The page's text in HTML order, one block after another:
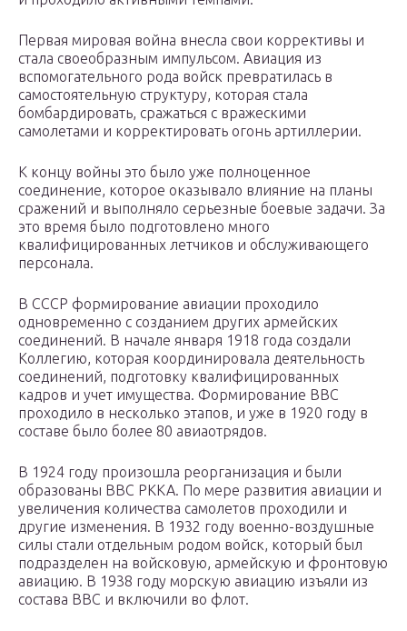
Первая мировая война внесла свои коррективы и
стала своеобразным импульсом. Авиация из
вспомогательного рода войск превратилась в
самостоятельную структуру, которая стала
бомбардировать, сражаться с вражескими
самолетами и корректировать огонь артиллерии.
К концу войны это было уже полноценное
соединение, которое оказывало влияние на планы
сражений и выполняло серьезные боевые задачи. За
это время было подготовлено много
квалифицированных летчиков и обслуживающего
персонала.
В СССР формирование авиации проходило
одновременно с созданием других армейских
соединений. В начале января 1918 года создали
Коллегию, которая координировала деятельность
соединений, подготовку квалифицированных
кадров и учет имущества. Формирование ВВС
проходило в несколько этапов, и уже в 1920 году в
составе было более 80 авиаотрядов.
В 1924 году произошла реорганизация и были
образованы ВВС РККА. По мере развития авиации и
увеличения количества самолетов проходили и
другие изменения. В 1932 году военно-воздушные
силы стали отдельным родом войск, который был
подразделен на войсковую, армейскую и фронтовую
авиацию. В 1938 году морскую авиацию изъяли из
состава ВВС и включили во флот.